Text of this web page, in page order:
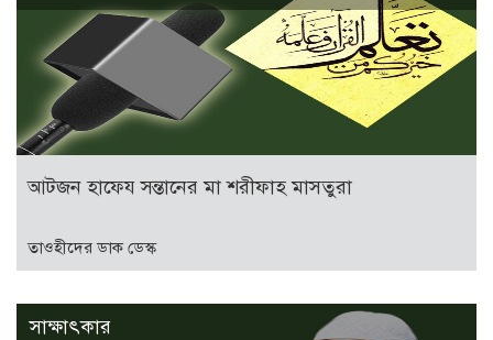
আটজন হাফেয সন্তানের মা শরীফাহ মাসতুরা
তাওহীদের ডাক ডেস্ক
সাক্ষাৎকার